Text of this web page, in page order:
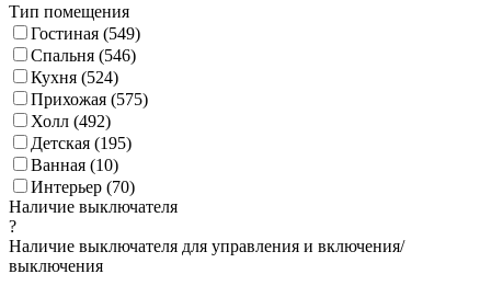
Тип помещения
Гостиная (549)
Спальня (546)
Кухня (524)
Прихожая (575)
Холл (492)
Детская (195)
Ванная (10)
Интерьер (70)
Наличие выключателя
?
Наличие выключателя для управления и включения/
выключения